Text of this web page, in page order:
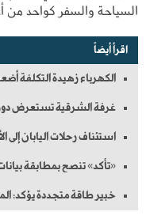
السياحة والسفر كواحد من
اقرأ أيضاً
الكهرباء زهيدة التكلفة
غرفة الشرقية تستعرض
استئناف رحلات اليابان إلى
«تأكد» تنصح بمطابقة
خبير طاقة متجددة يؤكد: